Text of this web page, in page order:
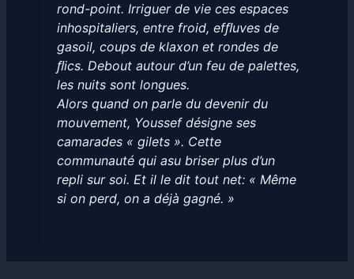
rond-point. Irriguer de vie ces espaces
inhospitaliers, entre froid, efﬂuves de
gasoil, coups de klaxon et rondes de
ﬂics. Debout autour d’un feu de palettes,
les nuits sont longues.
Alors quand on parle du devenir du
mouvement, Youssef désigne ses
camarades « gilets ». Cette
communauté qui asu briser plus d’un
repli sur soi. Et il le dit tout net: « Même
si on perd, on a déjà gagné. »